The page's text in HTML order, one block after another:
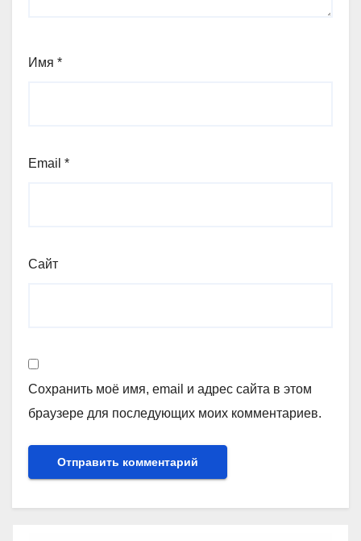
Имя *
Email *
Сайт
Сохранить моё имя, email и адрес сайта в этом
браузере для последующих моих комментариев.